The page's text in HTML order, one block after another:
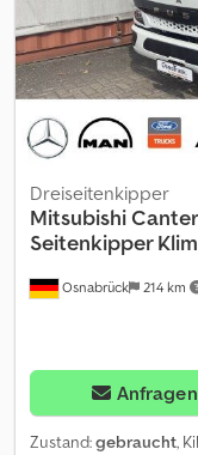
(ESP), Klimaanlage,
Servolenkung,
Tempomat, Toter-
Gepflegter 3-
Aqsyxz Rboxok
Osnabrück 214 km
Dreiseitenkipper
Mitsubishi
Seitenkipper
Anfragen
Zustand:gebraucht,